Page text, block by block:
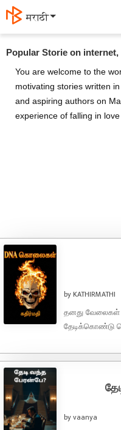
मराठी
Popular Storie on
You are welcome to the
motivating stories written
and aspiring authors on
experience of falling in love
by KATHIRMATHI
தனது வேலைகள்
தேடிக்கொண்டு
பார்த்தவர்.,
by vaanya